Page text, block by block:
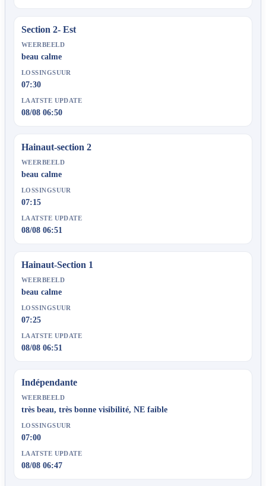
Section 2- Est
WEERBEELD
beau calme
LOSSINGSUUR
07:30
LAATSTE UPDATE
08/08 06:50
Hainaut-section 2
WEERBEELD
beau calme
LOSSINGSUUR
07:15
LAATSTE UPDATE
08/08 06:51
Hainaut-Section 1
WEERBEELD
beau calme
LOSSINGSUUR
07:25
LAATSTE UPDATE
08/08 06:51
Indépendante
WEERBEELD
très beau, très bonne visibilité, NE faible
LOSSINGSUUR
07:00
LAATSTE UPDATE
08/08 06:47